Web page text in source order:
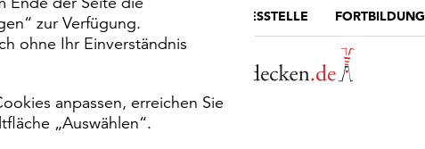
zur Verfügung.
ohne Ihr Einverständnis
anpassen, erreichen Sie
„Auswählen“.
MUSEUMSPORTAL DIE LANDESSTELLE FORTBILDUNG